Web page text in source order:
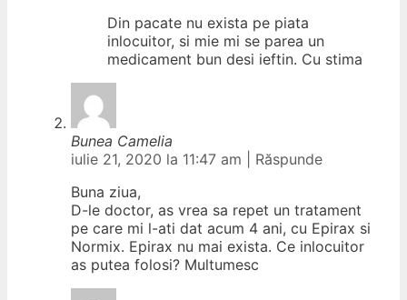
Din pacate nu exista pe piata
inlocuitor, si mie mi se parea un
medicament bun desi ieftin. Cu stima
Bunea Camelia
iulie 21, 2020 la 11:47 am
Răspunde
Buna ziua,
D-le doctor, as vrea sa repet un tratament
pe care mi l-ati dat acum 4 ani, cu Epirax si
Normix. Epirax nu mai exista. Ce inlocuitor
as putea folosi? Multumesc